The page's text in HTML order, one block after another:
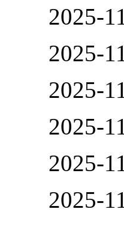
2025-
2025-
2025-
2025-
2025-
2025-